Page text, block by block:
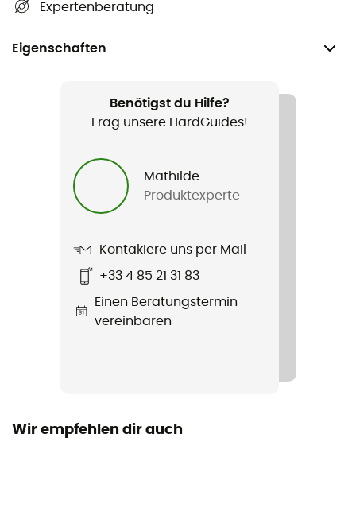
Expertenberatung
Eigenschaften
Herren / Damen
Benötigst du Hilfe?
Frag unsere HardGuides!
Mathilde
Produktexperte
Kontakiere uns per Mail
+33 4 85 21 31 83
Einen Beratungstermin
vereinbaren
Wir empfehlen dir auch